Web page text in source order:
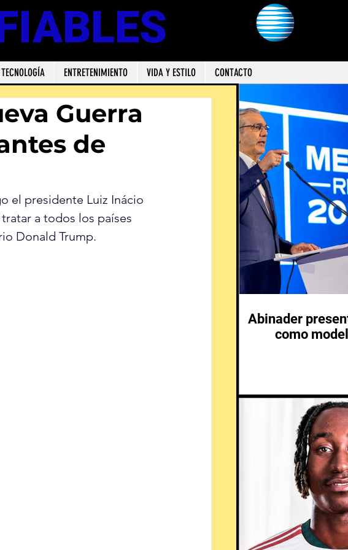
TECNOLOGÍA ENTRETENIMIENTO VIDA Y ESTILO CONTACTO
Guerra
de
el presidente Luiz Inácio
Donald Trump.
Abinader
como